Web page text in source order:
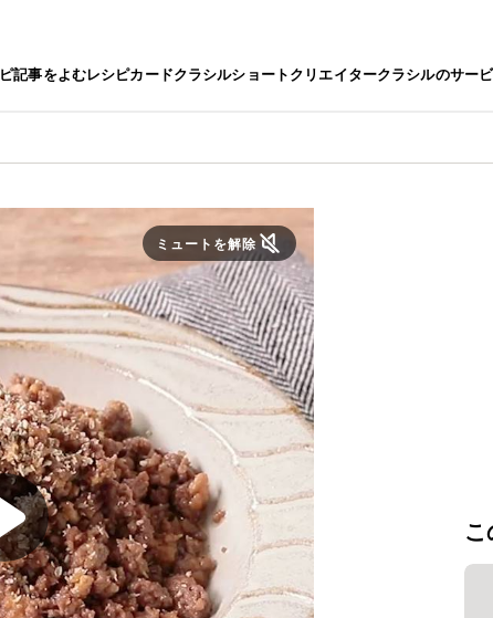
記事をよむレシピカードクラシルショートクリエイタークラシルのサー
ミュートを解除